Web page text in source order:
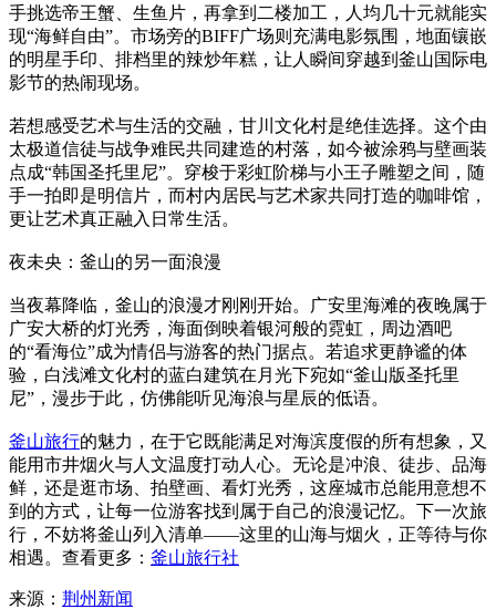
手挑选帝王蟹、生鱼片，再拿到二楼加工，人均几十元就能实
现“海鲜自由”。市场旁的BIFF广场则充满电影氛围，地面镶嵌
的明星手印、排档里的辣炒年糕，让人瞬间穿越到釜山国际电
影节的热闹现场。
若想感受艺术与生活的交融，甘川文化村是绝佳选择。这个由
太极道信徒与战争难民共同建造的村落，如今被涂鸦与壁画装
点成“韩国圣托里尼”。穿梭于彩虹阶梯与小王子雕塑之间，随
手一拍即是明信片，而村内居民与艺术家共同打造的咖啡馆，
更让艺术真正融入日常生活。
夜未央：釜山的另一面浪漫
当夜幕降临，釜山的浪漫才刚刚开始。广安里海滩的夜晚属于
广安大桥的灯光秀，海面倒映着银河般的霓虹，周边酒吧
的“看海位”成为情侣与游客的热门据点。若追求更静谧的体
验，白浅滩文化村的蓝白建筑在月光下宛如“釜山版圣托里
尼”，漫步于此，仿佛能听见海浪与星辰的低语。
釜山旅行的魅力，在于它既能满足对海滨度假的所有想象，又
能用市井烟火与人文温度打动人心。无论是冲浪、徒步、品海
鲜，还是逛市场、拍壁画、看灯光秀，这座城市总能用意想不
到的方式，让每一位游客找到属于自己的浪漫记忆。下一次旅
行，不妨将釜山列入清单——这里的山海与烟火，正等待与你
相遇。查看更多： 釜山旅行社
来源： 荆州新闻